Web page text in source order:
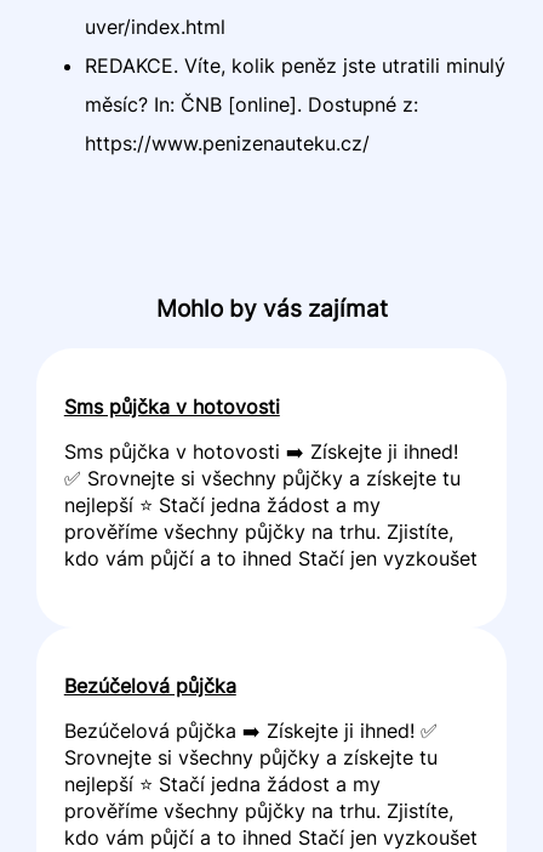
uver/index.html
REDAKCE. Víte, kolik peněz jste utratili minulý
měsíc? In: ČNB [online]. Dostupné z:
https://www.penizenauteku.cz/
Mohlo by vás zajímat
Sms půjčka v hotovosti
Sms půjčka v hotovosti ➡️ Získejte ji ihned!
✅ Srovnejte si všechny půjčky a získejte tu
nejlepší ⭐ Stačí jedna žádost a my
prověříme všechny půjčky na trhu. Zjistíte,
kdo vám půjčí a to ihned Stačí jen vyzkoušet
Bezúčelová půjčka
Bezúčelová půjčka ➡️ Získejte ji ihned! ✅
Srovnejte si všechny půjčky a získejte tu
nejlepší ⭐ Stačí jedna žádost a my
prověříme všechny půjčky na trhu. Zjistíte,
kdo vám půjčí a to ihned Stačí jen vyzkoušet